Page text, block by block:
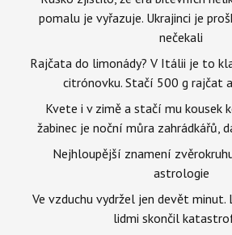
pomalu je vyřazuje. Ukrajinci je
nečekali
Rajčata do limonády? V Itálii je to
citrónovku. Stačí 500 g rajčat
Kvete i v zimě a stačí mu kousek
žabinec je noční můra zahrádkářů,
Nejhloupější znamení
astrologie
Ve vzduchu vydržel jen devět minut.
lidmi skončil